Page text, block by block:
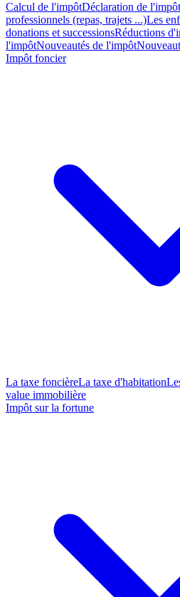
Calcul de l'impôtDéclaration de l'impôt
professionnels (repas, trajets ...)Les
donations et successionsRéductions
l'impôtNouveautés de l'impôt
Impôt foncier
La taxe foncièreLa taxe d'habitation
value immobilière
Impôt sur la fortune